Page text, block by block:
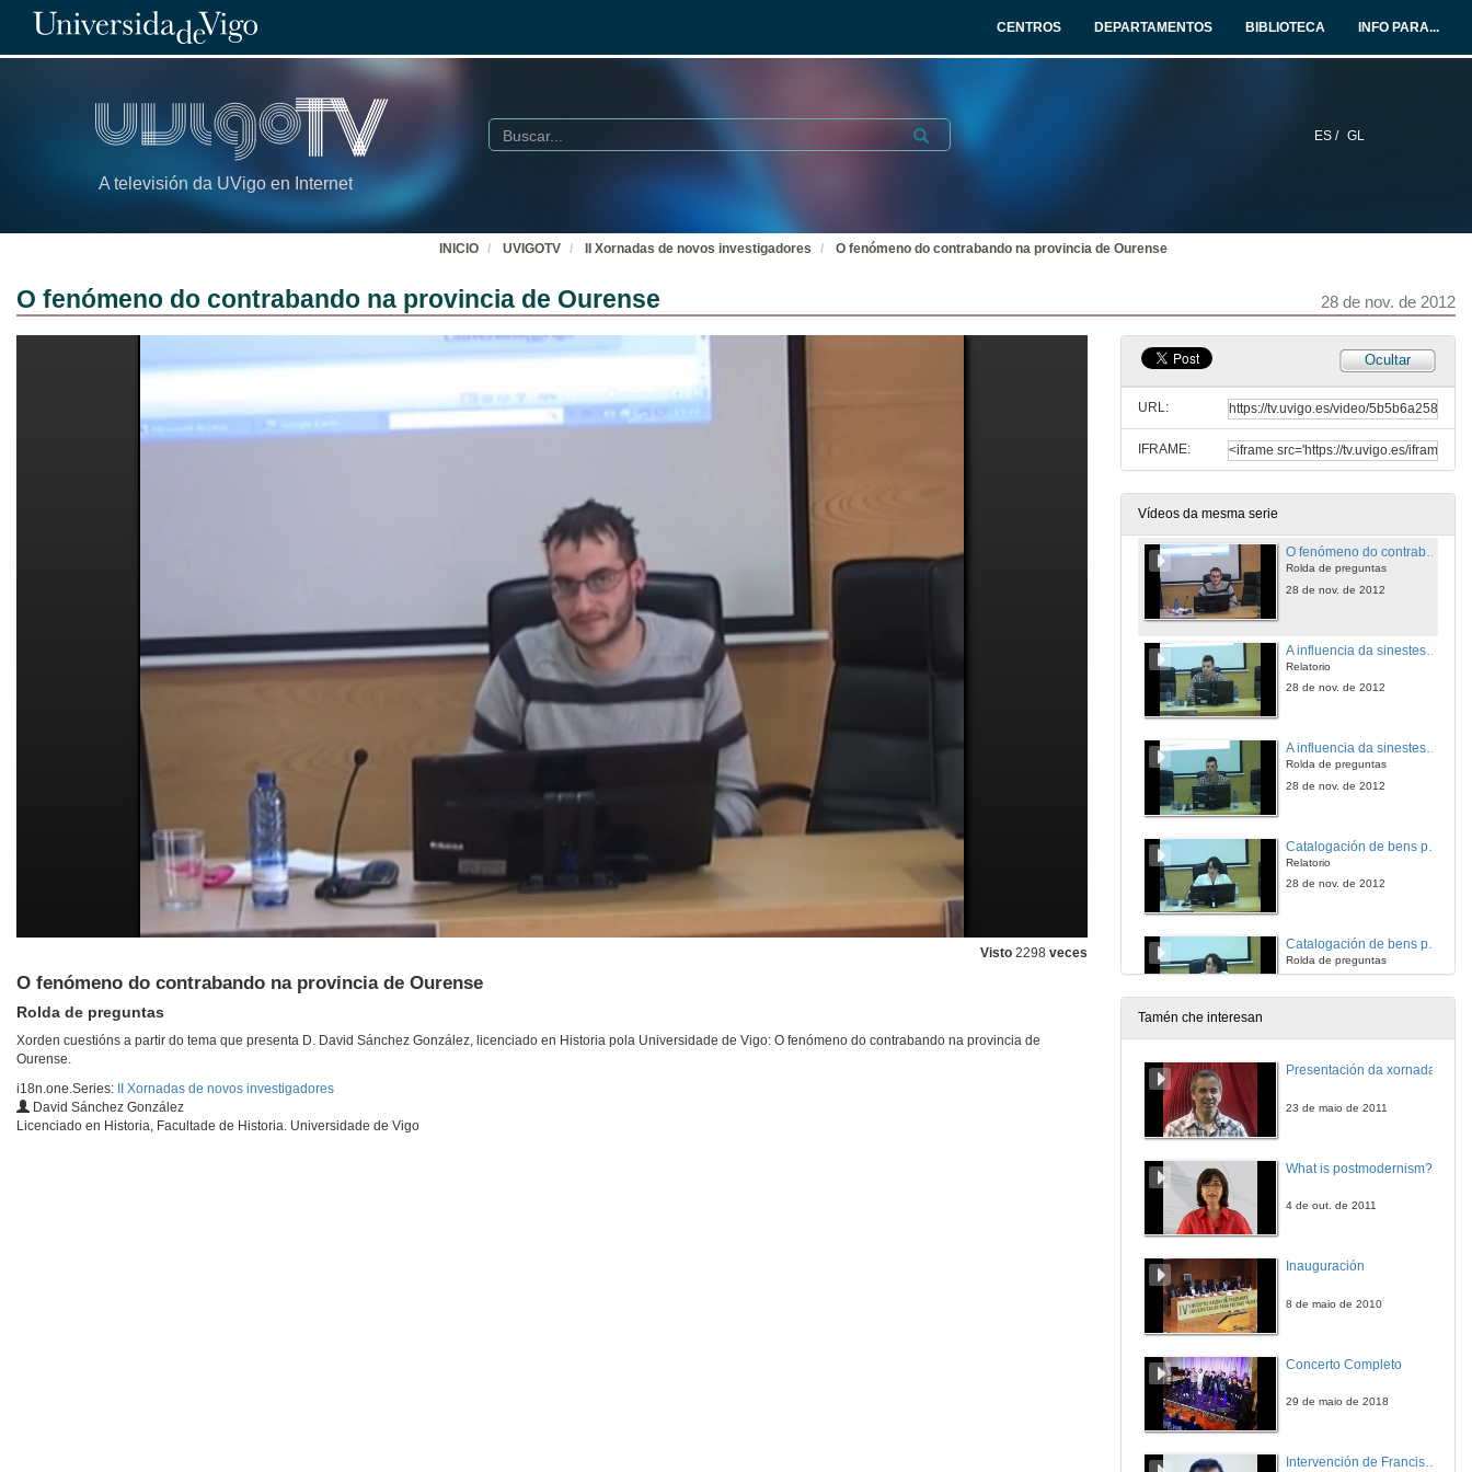
CENTROS DEPARTAMENTOS BIBLIOTECA INFO PARA...
A televisión da UVigo en Internet
ES / GL
Buscar Submit
INICIO UVIGOTV II Xornadas de novos investigadores O fenómeno do contrabando na provincia de Ourense
O fenómeno do contrabando na provincia de Ourense 28 de nov. de 2012
Visto 2298 veces
O fenómeno do contrabando na provincia de Ourense
Rolda de preguntas
Xorden cuestións a partir do tema que presenta D. David Sánchez González, licenciado en Historia pola Universidade de Vigo: O fenómeno do contrabando na provincia de
Ourense.
i18n.one.Series:
II Xornadas de novos investigadores
David Sánchez González
Licenciado en Historia, Facultade de Historia. Universidade de Vigo
Ocultar
URL:
IFRAME:
Vídeos da mesma serie
Comercio transpacífico no cambio de século. O Galeón de Manila a comezos do século XIX
28 de nov. de 2012
Mulleres asasinadas durante a Guerra Civil (1936 - 1939)
Rolda de preguntas
O fenómeno do contrabando na provincia de Ourense
Relatorio
28 de nov. de 2012
O fenómeno do contrabando na provincia de Ourense
Rolda de preguntas
28 de nov. de 2012
Relatorio
28 de nov. de 2012
A influencia da sinestesia na creación artística contemporánea
Rolda de preguntas
28 de nov. de 2012
Relatorio
28 de nov. de 2012
Catalogación de bens patrimoniais. Os mosaicos romanos de Galicia.
Rolda de preguntas
Elaboración e planificación de rutas patrimoniais no curso alto do río Arnoia.
28 de nov. de 2012
28 de nov. de 2012
29 de nov. de 2012
Tamén che interesan
Presentación da xornada
23 de maio de 2011
What is postmodernism?
4 de out. de 2011
Inauguración
8 de maio de 2010
Concerto Completo
29 de maio de 2018
Intervención de Francisco Fernández